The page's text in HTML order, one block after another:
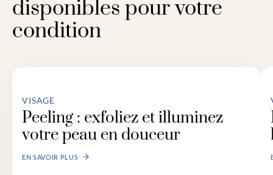
disponibles pour votre
condition
VISAGE
Peeling : exfoliez et illuminez
votre peau en douceur
EN SAVOIR PLUS